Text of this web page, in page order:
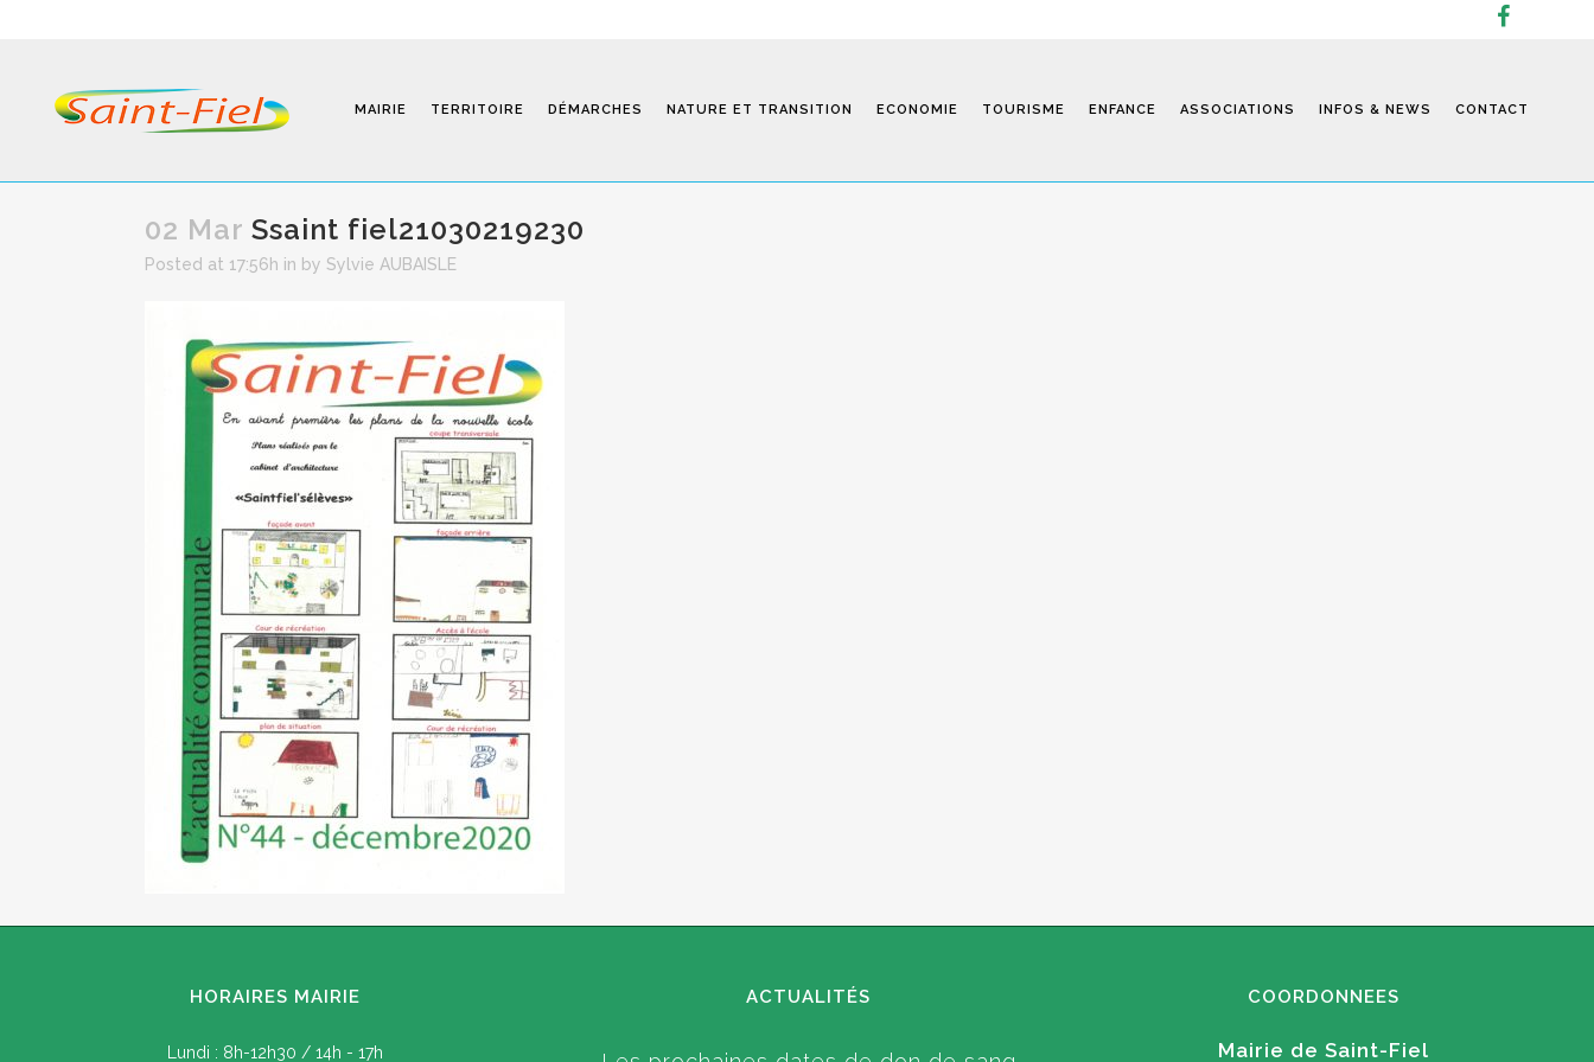
MAIRIE TERRITOIRE DÉMARCHES NATURE ET TRANSITION ECONOMIE TOURISME ENFANCE
Infos Pratiques
Modalités D’inscription
Séjours
ASSOCIATIONS INFOS & NEWS CONTACT
02 Mar Ssaint fiel21030219230
Posted at 17:56h in by Sylvie AUBAISLE
HORAIRES MAIRIE
Lundi : 8h-12h30 / 14h - 17h
ACTUALITÉS COORDONNEES
Mairie de Saint-Fiel